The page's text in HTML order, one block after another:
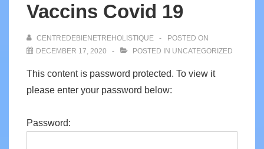
Vaccins Covid 19
CENTREDEBIENETREHOLISTIQUE
POSTED ON
DECEMBER 17, 2020
POSTED IN UNCATEGORIZED
This content is password protected. To view it
please enter your password below:
Password: